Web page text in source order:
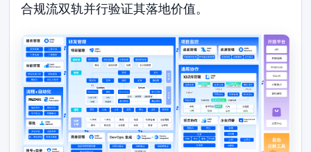
合规流双轨并行验证其落地价值。